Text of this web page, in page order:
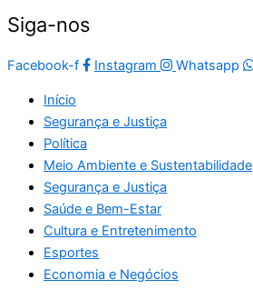
Siga-nos
Facebook-f Instagram Whatsapp
Início
Segurança e Justiça
Política
Meio Ambiente e Sustentabilidade
Segurança e Justiça
Saúde e Bem-Estar
Cultura e Entretenimento
Esportes
Economia e Negócios